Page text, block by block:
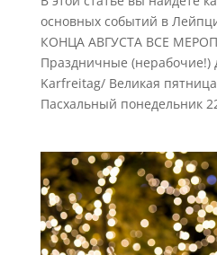
основных событий в
КОНЦА АВГУСТА ВСЕ
Праздничные
Karfreitag/ Великая
Пасхальный понедельник